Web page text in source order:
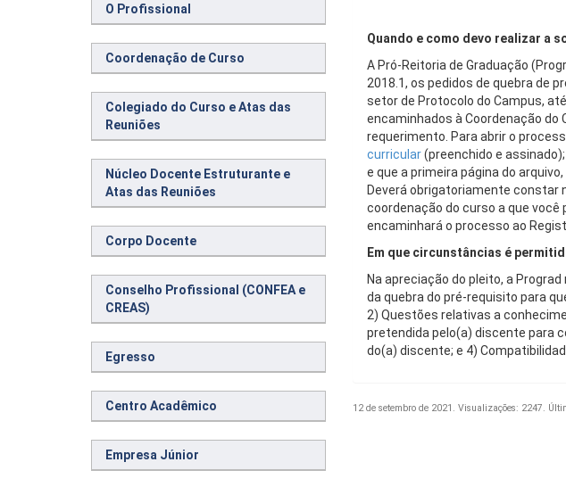
O Profissional
Coordenação de Curso
Colegiado do Curso e Atas das
Reuniões
Núcleo Docente Estruturante e
Atas das Reuniões
Corpo Docente
Conselho Profissional (CONFEA e
CREAS)
Egresso
Centro Acadêmico
Empresa Júnior
Quando e como devo realizar a
A Pró-Reitoria de Graduação
2018.1, os pedidos de quebra de
setor de Protocolo do Campus,
encaminhados à Coordenação do
requerimento. Para abrir o
curricular(preenchido e
e que a primeira página do
Deverá obrigatoriamente constar
coordenação do curso a que você
encaminhará o processo ao
Em que circunstâncias é
Na apreciação do pleito, a
da quebra do pré-requisito para
2) Questões relativas a
pretendida pelo(a) discente para
do(a) discente; e 4)
12 de setembro de 2021. Visualizações: 2247.